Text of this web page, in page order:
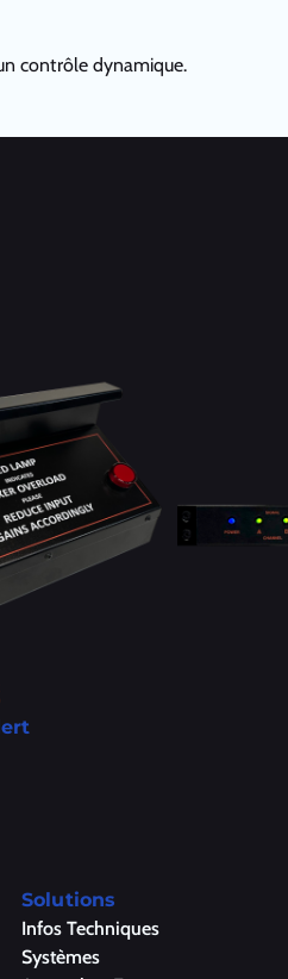
contrôle dynamique.
Solutions
Infos Techniques
Systèmes